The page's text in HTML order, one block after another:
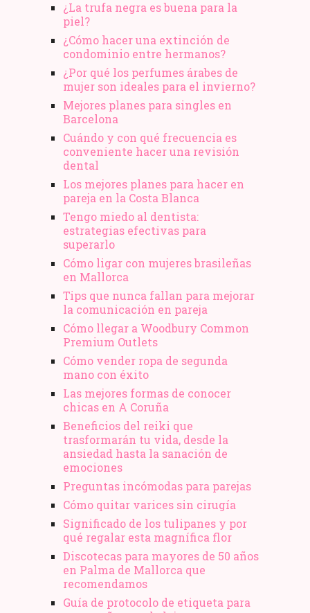
¿La trufa negra es buena para la
piel?
¿Cómo hacer una extinción de
condominio entre hermanos?
¿Por qué los perfumes árabes de
mujer son ideales para el invierno?
Mejores planes para singles en
Barcelona
Cuándo y con qué frecuencia es
conveniente hacer una revisión
dental
Los mejores planes para hacer en
pareja en la Costa Blanca
Tengo miedo al dentista:
estrategias efectivas para
superarlo
Cómo ligar con mujeres brasileñas
en Mallorca
Tips que nunca fallan para mejorar
la comunicación en pareja
Cómo llegar a Woodbury Common
Premium Outlets
Cómo vender ropa de segunda
mano​ con éxito
Las mejores formas de conocer
chicas en A Coruña
Beneficios del reiki que
trasformarán tu vida, desde la
ansiedad hasta la sanación de
emociones
Preguntas incómodas para parejas
Cómo quitar varices sin cirugía
Significado de los tulipanes y por
qué regalar esta magnífica flor
Discotecas para mayores de 50 años
en Palma de Mallorca que
recomendamos
Guía de protocolo de etiqueta para